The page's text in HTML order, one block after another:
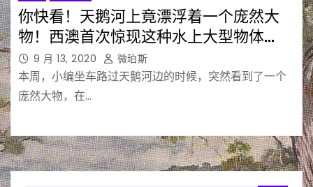
你快看！天鹅河上竟漂浮着一个庞然大
物！西澳首次惊现这种水上大型物体…
9 月 13, 2020 微珀斯
本周，小编坐车路过天鹅河边的时候，突然看到了一个
庞然大物，在…